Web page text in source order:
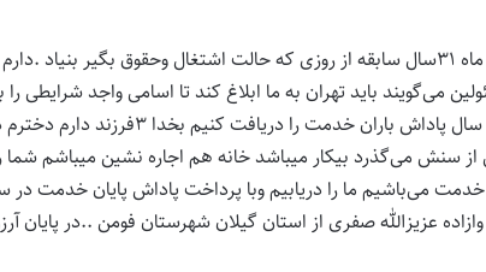
سلام بنده آزاده . جانباز ۳۰٪ حالت اشتغال ماده ) ۳۸) بود و در مرداد ماه ۳۱سال سابقه از روزی که حالت اشتغال وحقوق بگیر بنیاد .دارم
می‌گویند باید تهران به ما ابلاغ کند تا اسامی واجد شرایطی را
تهران ارسال کنیم جناب پاکدل اگر امکانش را دارد کمکی کنید تا اخر سال پاداش باران خدمت را دریافت کنیم بخدا
رانندگی مشغول میباشد ویک جوان تحصیلکرده دار ۳۱ سال از سنش می‌گذرد بیکار میباشد خانه هم اجاره نشین میباشم
می‌باشیم ما را دریابیم وبا پرداخت پاداش پایان خدمت در
عزیزالله صفری از استان گیلان شهرستان فومن ..در پایان